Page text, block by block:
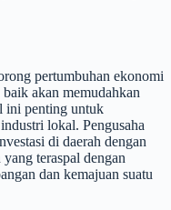
pertumbuhan ekonomi
akan memudahkan
ini penting untuk
lokal. Pengusaha
di daerah dengan
teraspal dengan
dan kemajuan suatu